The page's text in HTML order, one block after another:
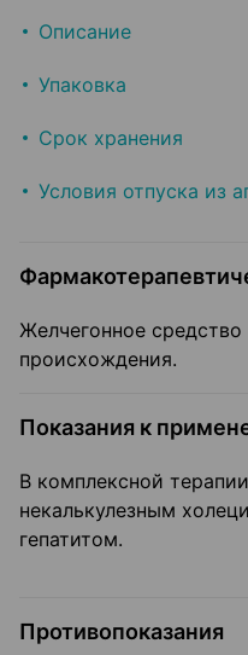
Описание
Упаковка
Срок хранения
Условия отпуска из
Желчегонное средство
происхождения.
Показания к
В комплексной
некалькулезным
гепатитом.
Противопоказания